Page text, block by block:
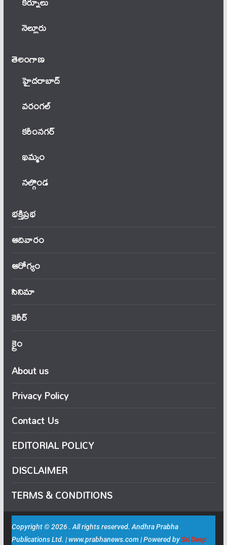
నెల్లూరు
తెలంగాణ‌
హైదరాబాద్
వ‌రంగ‌ల్
కరీంనగర్
ఖ‌మ్మం
నల్గొండ
భక్తిప్రభ
ఆదివారం
ఆరోగ్యం
సినిమా
కెరీర్
క్రైం
About us
Privacy Policy
Contact Us
EDITORIAL POLICY
DISCLAIMER
TERMS & CONDITIONS
Copyright © 2026 . All rights reserved. Andhra Prabha
Publications Ltd. | www.prabhanews.com | Powered bySri Deep